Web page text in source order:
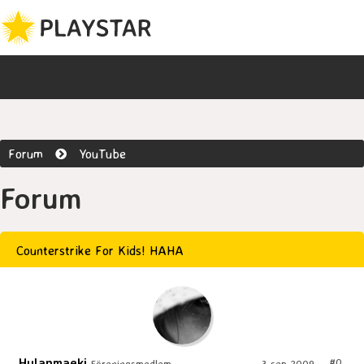
Forum YouTube
Forum
Counterstrike For Kids! HAHA